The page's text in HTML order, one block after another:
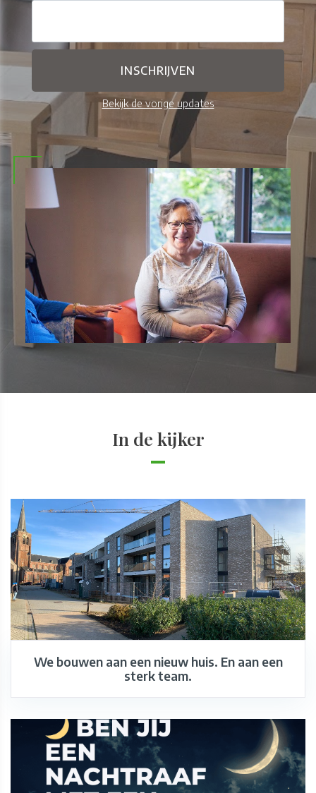
Bekijk de vorige updates
In de kijker
We bouwen aan een nieuw huis. En aan een
sterk team.